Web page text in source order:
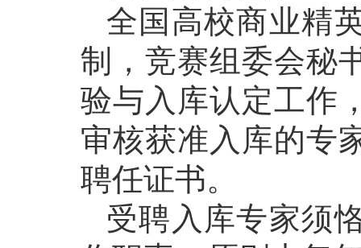
全国高校商业精
制，竞赛组委会秘
验与入库认定工作
审核获准入库的专
聘任证书。
受聘入库专家须